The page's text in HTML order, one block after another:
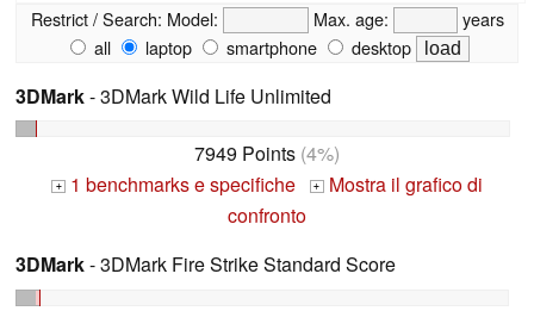
Restrict / Search: Model: Max. age:
years
all
laptop smartphone desktop
3DMark- 3DMark Wild Life Unlimited
7949 Points (4%)
+ 1 benchmarks e specifiche + Mostra il grafico di
confronto
3DMark- 3DMark Fire Strike Standard Score